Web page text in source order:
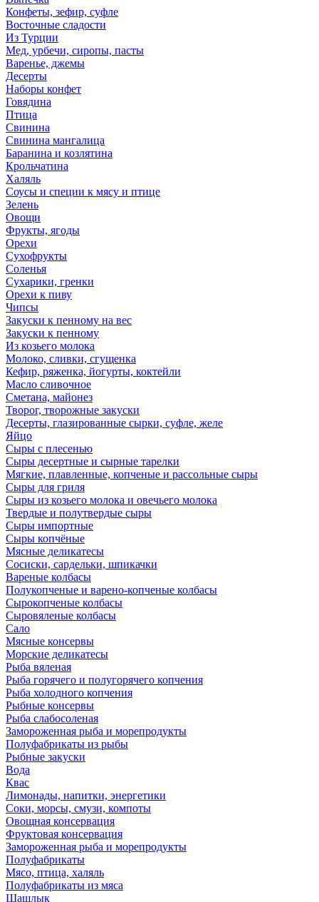
Конфеты, зефир, суфле
Восточные сладости
Из Турции
Мед, урбечи, сиропы, пасты
Варенье, джемы
Десерты
Наборы конфет
Говядина
Птица
Свинина
Свинина мангалица
Баранина и козлятина
Крольчатина
Халяль
Соусы и специи к мясу и птице
Зелень
Овощи
Фрукты, ягоды
Орехи
Сухофрукты
Соленья
Сухарики, гренки
Орехи к пиву
Чипсы
Закуски к пенному на вес
Закуски к пенному
Из козьего молока
Молоко, сливки, сгущенка
Кефир, ряженка, йогурты, коктейли
Масло сливочное
Сметана, майонез
Творог, творожные закуски
Десерты, глазированные сырки, суфле, желе
Яйцо
Сыры с плесенью
Сыры десертные и сырные тарелки
Мягкие, плавленные, копченые и рассольные сыры
Сыры для гриля
Сыры из козьего молока и овечьего молока
Твердые и полутвердые сыры
Сыры импортные
Сыры копчёные
Мясные деликатесы
Сосиски, сардельки, шпикачки
Вареные колбасы
Полукопченые и варено-копченые колбасы
Сырокопченые колбасы
Сыровяленые колбасы
Сало
Мясные консервы
Морские деликатесы
Рыба вяленая
Рыба горячего и полугорячего копчения
Рыба холодного копчения
Рыбные консервы
Рыба слабосоленая
Замороженная рыба и морепродукты
Полуфабрикаты из рыбы
Рыбные закуски
Вода
Квас
Лимонады, напитки, энергетики
Соки, морсы, смузи, компоты
Овощная консервация
Фруктовая консервация
Замороженная рыба и морепродукты
Полуфабрикаты
Мясо, птица, халяль
Полуфабрикаты из мяса
Шашлык